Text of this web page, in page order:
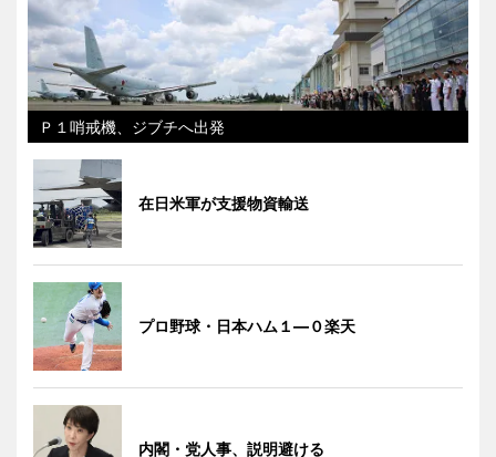
Ｐ１哨戒機、ジブチへ出発
在日米軍が支援物資輸送
プロ野球・日本ハム１―０楽天
内閣・党人事、説明避ける